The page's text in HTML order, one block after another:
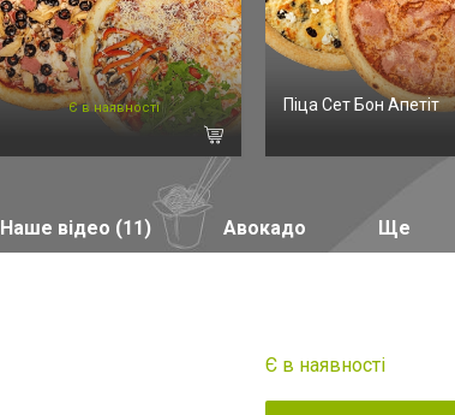
Є в наявності Піца Сет Бон Апетіт
Наше відео (11) Авокадо Ще
Є в наявності